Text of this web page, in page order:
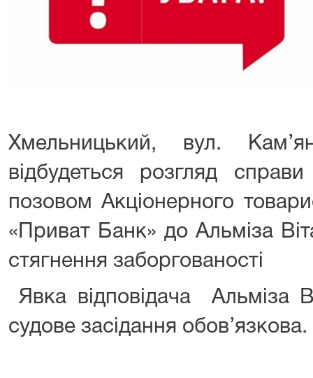
Хмельницький, вул.
відбудеться розгляд
позовом Акціонерного
«Приват Банк» до Альміза
стягнення заборгованості
Явка відповідача Альміза
судове засідання обов’язкова.